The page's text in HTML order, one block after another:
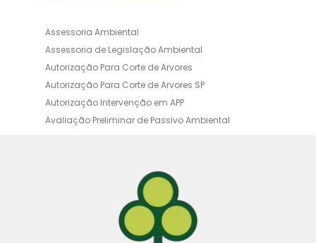
Assessoria Ambiental
Assessoria de Legislação Ambiental
Autorização Para Corte de Arvores
Autorização Para Corte de Arvores SP
Autorização Intervenção em APP
Avaliação Preliminar de Passivo Ambiental
Certificado de Movimentação de Resíduos de
Certificado de Movimentação de Resíduos de
Interesse Ambiental Cadri
Consultoria Ambiental Orçamento